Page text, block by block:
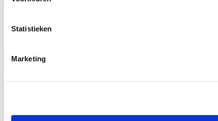
Statistieken
Marketing
partner en kinderen
absoluut record. Dat blijkt uit nieuwe cijfers die Vlaams
duidt Schryvers. “Het is een win-win: mensen geven hun geliefden